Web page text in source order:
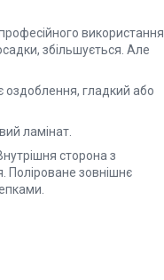
використання.
збільшується. Але
оздоблення, гладкий або
ламінат.
сторона з
Поліроване зовнішнє